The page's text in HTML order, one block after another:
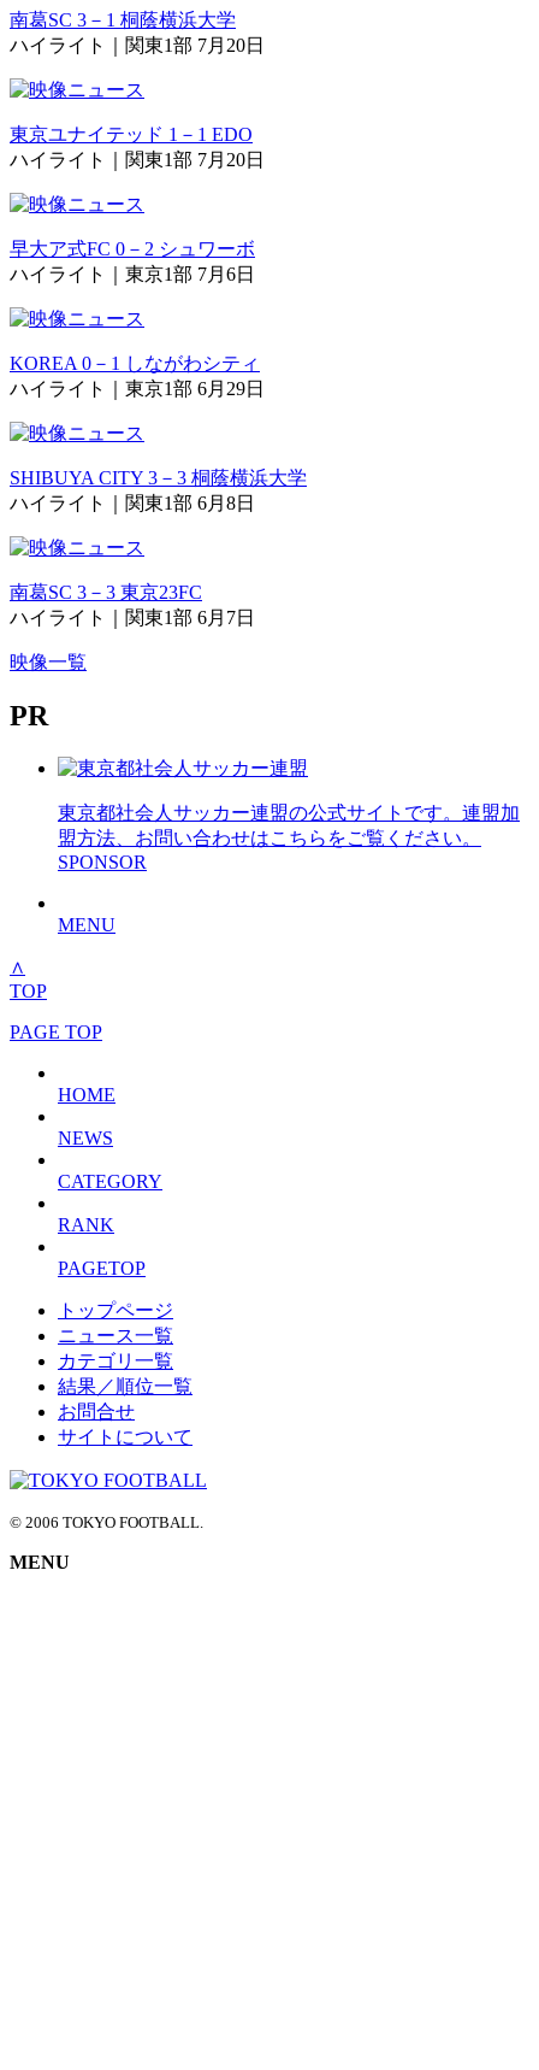
南葛SC 3－1 桐蔭横浜大学
ハイライト｜関東1部 7月20日
東京ユナイテッド 1－1 EDO
ハイライト｜関東1部 7月20日
早大ア式FC 0－2 シュワーボ
ハイライト｜東京1部 7月6日
KOREA 0－1 しながわシティ
ハイライト｜東京1部 6月29日
SHIBUYA CITY 3－3 桐蔭横浜大学
ハイライト｜関東1部 6月8日
南葛SC 3－3 東京23FC
ハイライト｜関東1部 6月7日
映像一覧
PR
東京都社会人サッカー連盟の公式サイトです。連盟加
盟方法、お問い合わせはこちらをご覧ください。
SPONSOR
MENU
∧
TOP
PAGE TOP
HOME
NEWS
CATEGORY
RANK
PAGETOP
トップページ
ニュース一覧
カテゴリ一覧
結果／順位一覧
お問合せ
サイトについて
© 2006 TOKYO FOOTBALL.
MENU